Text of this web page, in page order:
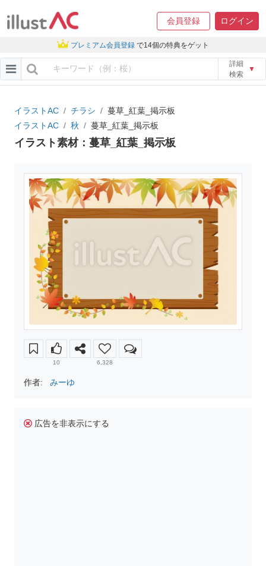
会員登録 ログイン
プレミアム会員登録 で14個の特典をゲット
詳細
検索
▼
イラストAC チラシ
蔓草_紅葉_掲示板
イラストAC
秋 蔓草_紅葉_掲示板
イラスト素材：蔓草_紅葉_掲示板
10 6,328
作者: みーゆ
広告を非表示にする